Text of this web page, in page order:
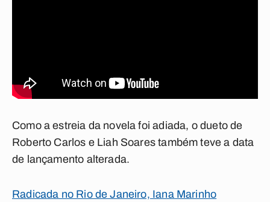
Como a estreia da novela foi adiada, o dueto de
Roberto Carlos e Liah Soares também teve a data
de lançamento alterada.
Radicada no Rio de Janeiro, Iana Marinho